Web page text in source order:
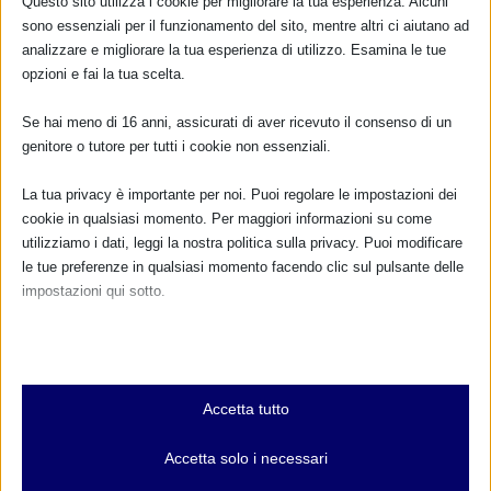
sono essenziali per il funzionamento del sito, mentre altri ci aiutano ad
analizzare e migliorare la tua esperienza di utilizzo. Esamina le tue
opzioni e fai la tua scelta.
Se hai meno di 16 anni, assicurati di aver ricevuto il consenso di un
genitore o tutore per tutti i cookie non essenziali.
La tua privacy è importante per noi. Puoi regolare le impostazioni dei
cookie in qualsiasi momento. Per maggiori informazioni su come
utilizziamo i dati, leggi la nostra politica sulla privacy. Puoi modificare
le tue preferenze in qualsiasi momento facendo clic sul pulsante delle
impostazioni qui sotto.
Essenziali
I cookie e i servizi essenziali abilitano le funzioni di base e sono
e servizi non richiedono il consenso dell'utente secondo il GDPR.
Accetta tutto
Accetta solo i necessari